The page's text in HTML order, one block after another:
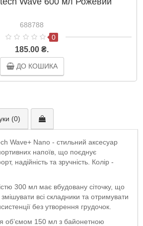
688788
0
185.00 ₴.
ДО КОШИКА
(0)
Wave+ Nano - стильний аксесуар
напоїв, що поєднує
надійність та зручність. Колір -
300 мл має вбудовану сіточку, що
всі складники та отримувати
без утворення грудочок.
об’ємом 150 мл з байонетною